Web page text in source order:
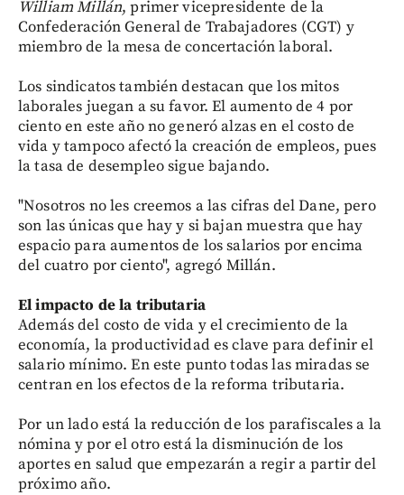
William Millán, primer vicepresidente de la
Confederación General de Trabajadores (CGT) y
miembro de la mesa de concertación laboral.
Los sindicatos también destacan que los mitos
laborales juegan a su favor. El aumento de 4 por
ciento en este año no generó alzas en el costo de
vida y tampoco afectó la creación de empleos, pues
la tasa de desempleo sigue bajando.
"Nosotros no les creemos a las cifras del Dane, pero
son las únicas que hay y si bajan muestra que hay
espacio para aumentos de los salarios por encima
del cuatro por ciento", agregó Millán.
El impacto de la tributaria
Además del costo de vida y el crecimiento de la
economía, la productividad es clave para definir el
salario mínimo. En este punto todas las miradas se
centran en los efectos de la reforma tributaria.
Por un lado está la reducción de los parafiscales a la
nómina y por el otro está la disminución de los
aportes en salud que empezarán a regir a partir del
próximo año.